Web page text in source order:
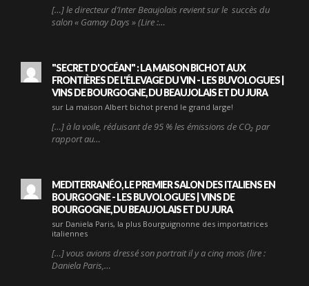
[…] le directeur d’Inter Beaujolais revient sur le succès du
salon « Gamay Days » (Lire :…
"SECRET D'OCÉAN" : LA MAISON BICHOT AUX
FRONTIÈRES DE L'ÉLEVAGE DU VIN - LES BUVOLOGUES |
VINS DE BOURGOGNE, DU BEAUJOLAIS ET DU JURA
sur La maison Albert bichot prend le grand large!
[…] à la voile, réduisant de 95 % les émissions de CO₂ par
rapport au…
MEDITERRANÉO, LE PREMIER SALON DES ITALIENS EN
BOURGOGNE - LES BUVOLOGUES | VINS DE
BOURGOGNE, DU BEAUJOLAIS ET DU JURA
sur Daniela Paris, la plus Bourguignonne des importatrices
italiennes
[…] vous avions dressé son portrait il y a cinq mois (lire :
Daniela Paris,…